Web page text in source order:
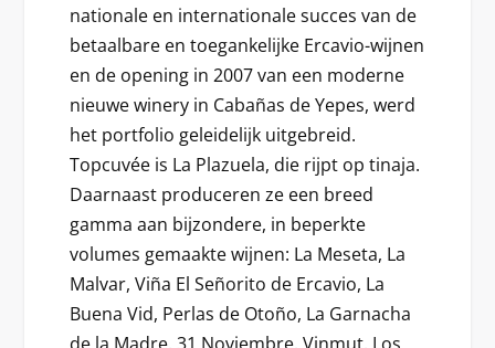
nationale en internationale succes van de
betaalbare en toegankelijke Ercavio-wijnen
en de opening in 2007 van een moderne
nieuwe winery in Cabañas de Yepes, werd
het portfolio geleidelijk uitgebreid.
Topcuvée is La Plazuela, die rijpt op tinaja.
Daarnaast produceren ze een breed
gamma aan bijzondere, in beperkte
volumes gemaakte wijnen: La Meseta, La
Malvar, Viña El Señorito de Ercavio, La
Buena Vid, Perlas de Otoño, La Garnacha